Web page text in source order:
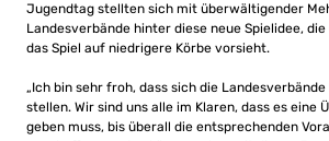
Jugendtag stellten sich mit überwältigender
Landesverbände hinter diese neue Spielidee,
das Spiel auf niedrigere Körbe vorsieht.
„Ich bin sehr froh, dass sich die
stellen. Wir sind uns alle im Klaren, dass es eine
geben muss, bis überall die entsprechenden